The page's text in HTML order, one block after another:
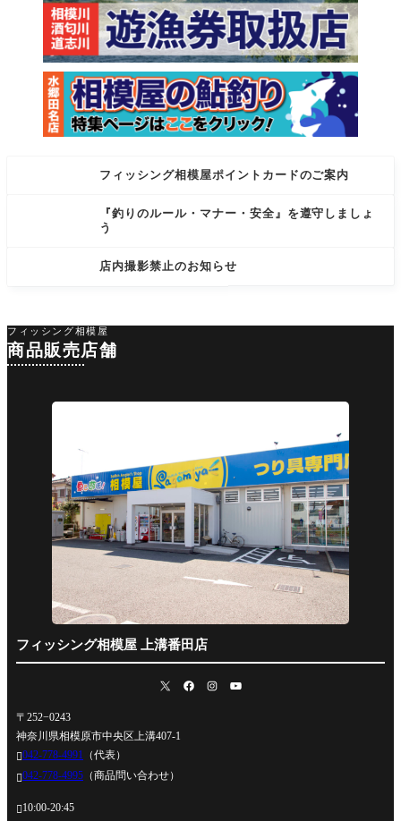
フィッシング相模屋ポイントカードのご案内
『釣りのルール・マナー・安全』を遵守しましょ
う
店内撮影禁止のお知らせ
フィッシング相模屋
商品販売店舗
フィッシング相模屋 上溝番田店
〒252−0243
神奈川県相模原市中央区上溝407-1
042-778-4991 （代表）
042-778-4995 （商品問い合わせ）
10:00-20:45